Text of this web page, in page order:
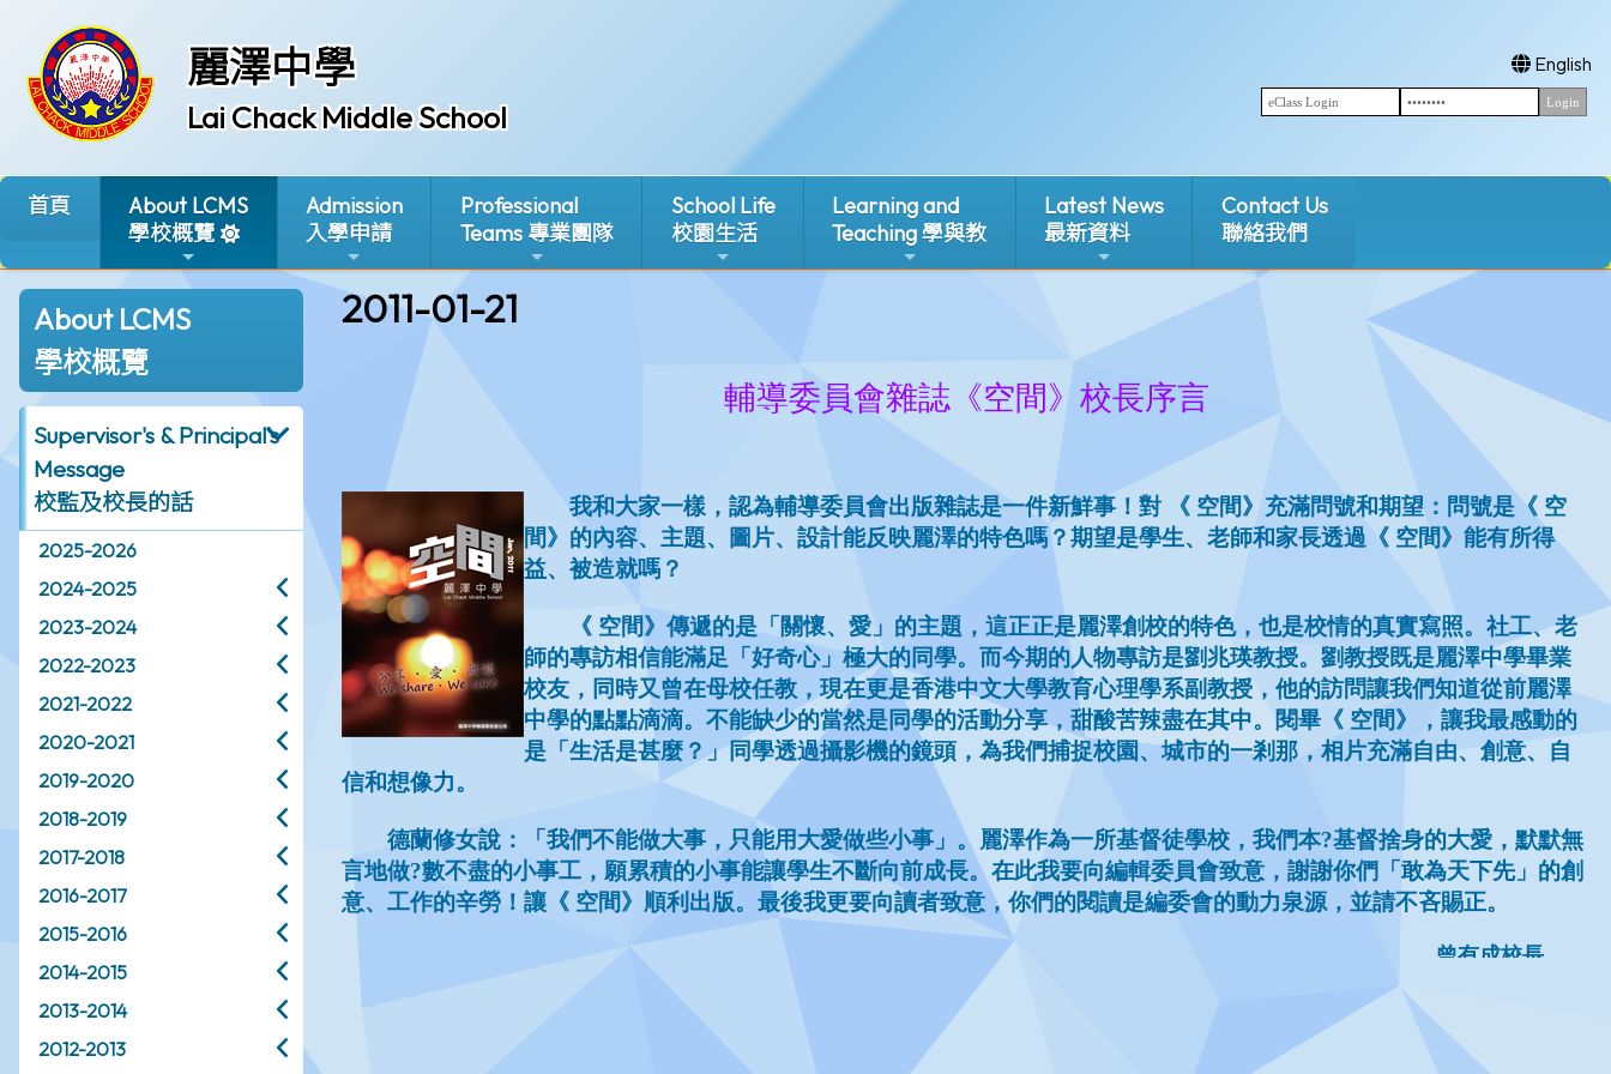
麗澤中學
Lai Chack Middle School
English
首頁
About LCMS
學校概覽
Admission
入學申請
Professional
Teams 專業團隊
School Life
校園生活
Learning and
Teaching 學與教
Latest News
最新資料
Contact Us
聯絡我們
About LCMS
學校概覽
Supervisor's & Principal's
Message
校監及校長的話
2025-2026
2024-2025
2023-2024
2022-2023
2021-2022
2020-2021
2019-2020
2018-2019
2017-2018
2016-2017
2015-2016
2014-2015
2013-2014
2012-2013
2011-01-21